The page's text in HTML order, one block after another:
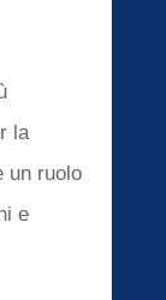
la
un ruolo
e